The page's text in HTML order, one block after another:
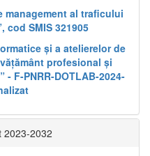
management al traficului
cod SMIS 321905
și a atelierelor de
profesional și
F-PNRR-DOTLAB-2024-
2023-2032